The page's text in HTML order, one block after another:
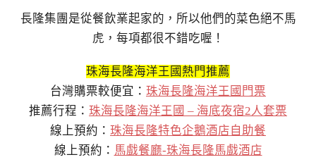
長隆集團是從餐飲業起家的，所以他們的菜色絕不馬
虎，每項都很不錯吃喔！
珠海長隆海洋王國熱門推薦
台灣購票較便宜： 珠海長隆海洋王國門票
推薦行程： 珠海長隆海洋王國 – 海底夜宿2人套票
線上預約： 珠海長隆特色企鵝酒店自助餐
線上預約： 馬戲餐廳-珠海長隆馬戲酒店